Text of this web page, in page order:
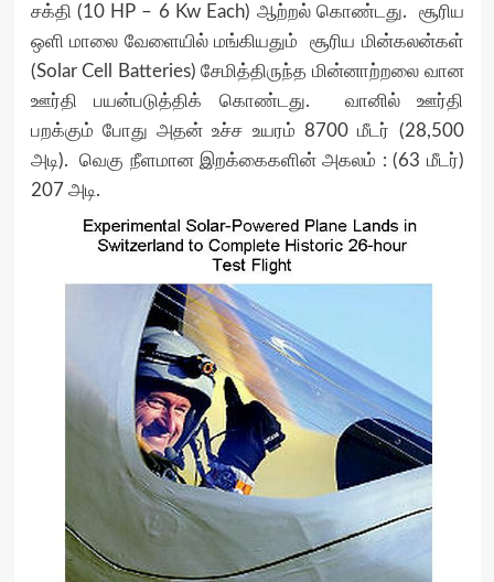
சக்தி (10 HP – 6 Kw Each) ஆற்றல் கொண்டது. சூரிய
ஒளி மாலை வேளையில் மங்கியதும் சூரிய மின்கலன்கள்
(Solar Cell Batteries) சேமித்திருந்த மின்னாற்றலை வான
ஊர்தி பயன்படுத்திக் கொண்டது. வானில் ஊர்தி
பறக்கும் போது அதன் உச்ச உயரம் 8700 மீடர் (28,500
அடி). வெகு நீளமான இறக்கைகளின் அகலம் : (63 மீடர்)
207 அடி.